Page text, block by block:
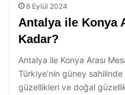
8 Eylül 2024
Antalya ile Konya
Kadar?
Antalya ile Konya Arası
Türkiye’nin güney
güzellikleri ve doğal